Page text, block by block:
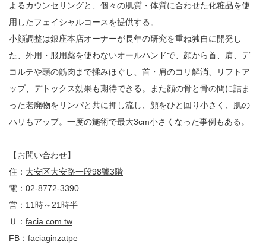
よるカウンセリングと、個々の肌質・体質に合わせた化粧品を使
用したフェイシャルコースを提供する。
小顔調整は銀座本店オーナーが長年の研究を重ね独自に開発し
た、外用・服用薬を使わないオールハンドで、顔から首、肩、デ
コルテや頭の筋肉まで揉みほぐし、首・肩のコリ解消、リフトア
ップ、デトックス効果も期待できる。また顔の骨と骨の間に詰ま
った老廃物をリンパと共に押し流し、顔をひと回り小さく、肌の
ハリもアップ。一度の施術で最大3cm小さくなった事例もある。
【お問い合わせ】
住： 大安区大安路一段98號3階
電：02-8772-3390
営：11時～21時半
Ｕ： facia.com.tw
FB： faciaginzatpe